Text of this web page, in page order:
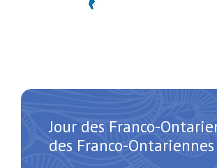
Jour des Franco-
des Franco-Ontariennes